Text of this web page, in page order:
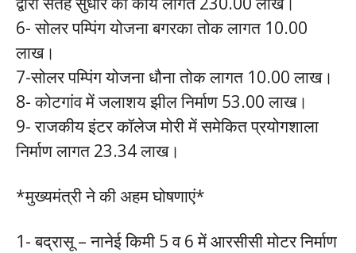
6- सोलर पम्पिंग योजना बगरका तोक लागत 10.00
लाख।
7-सोलर पम्पिंग योजना धौना तोक लागत 10.00 लाख।
8- कोटगांव में जलाशय झील निर्माण 53.00 लाख।
9- राजकीय इंटर कॉलेज मोरी में समेकित प्रयोगशाला
निर्माण लागत 23.34 लाख।
*मुख्यमंत्री ने की अहम घोषणाएं*
1- बद्रासू – नानेई किमी 5 व 6 में आरसीसी मोटर निर्माण